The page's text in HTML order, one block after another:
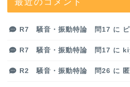
R7 騒音・振動特論 問17 に
R7 騒音・振動特論 問17 に
R2 騒音・振動特論 問26 に